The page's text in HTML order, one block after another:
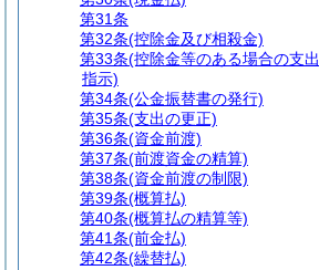
第31条
第32条(控除金及び相殺金)
第33条(控除金等のある場合の支出
指示)
第34条(公金振替書の発行)
第35条(支出の更正)
第36条(資金前渡)
第37条(前渡資金の精算)
第38条(資金前渡の制限)
第39条(概算払)
第40条(概算払の精算等)
第41条(前金払)
第42条(繰替払)